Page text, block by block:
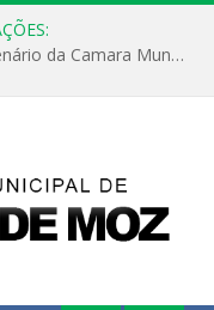
Hoje dia 05 de julho aconteceu no plenário da Camara Municipal de Porto de Moz a Sessão Solene de Abertura dos Trabalhos Legislativos 2º Período da 23ª Legislatura